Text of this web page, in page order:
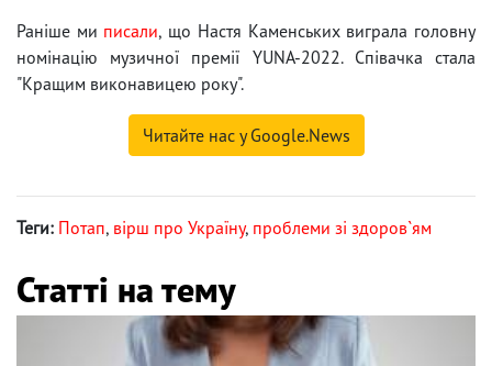
Раніше ми писали, що Настя Каменських виграла головну
номінацію музичної премії YUNA-2022. Співачка стала
"Кращим виконавицею року".
Читайте нас у Google.News
Теги: Потап, вірш про Україну, проблеми зі здоров`ям
Статті на тему